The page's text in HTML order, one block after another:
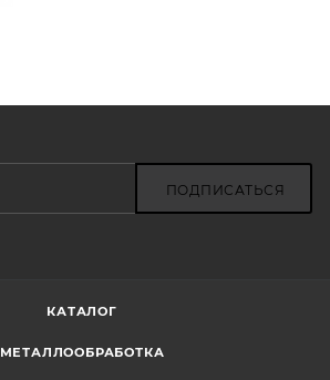
ПОДПИСАТЬСЯ
КАТАЛОГ
МЕТАЛЛООБРАБОТКА